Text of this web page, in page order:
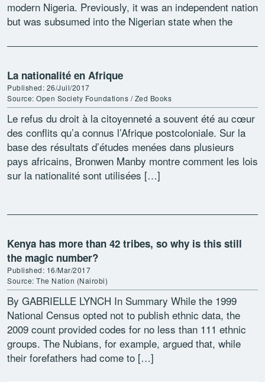
modern Nigeria. Previously, it was an independent nation
but was subsumed into the Nigerian state when the
La nationalité en Afrique
Published: 26/Juil/2017
Source: Open Society Foundations / Zed Books
Le refus du droit à la citoyenneté a souvent été au cœur
des conflits qu’a connus l’Afrique postcoloniale. Sur la
base des résultats d’études menées dans plusieurs
pays africains, Bronwen Manby montre comment les lois
sur la nationalité sont utilisées […]
Kenya has more than 42 tribes, so why is this still
the magic number?
Published: 16/Mar/2017
Source: The Nation (Nairobi)
By GABRIELLE LYNCH In Summary While the 1999
National Census opted not to publish ethnic data, the
2009 count provided codes for no less than 111 ethnic
groups. The Nubians, for example, argued that, while
their forefathers had come to […]